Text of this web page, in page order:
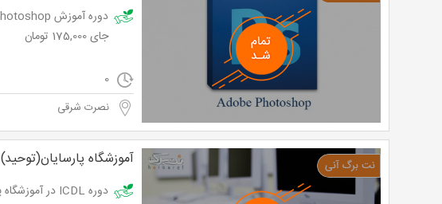
جای 175,000 تومان
0
نصرت شرقی
آموزشگاه پارسایان(توحید)
دوره ICDL در آموزشگاه پارسایان توحید با 74% تخفیف و پرداخت تنها 48,100 تومان به جای 185,000 تومان